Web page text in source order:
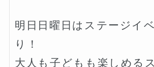
明日日曜日はステージイ
り！
大人も子どもも楽しめる